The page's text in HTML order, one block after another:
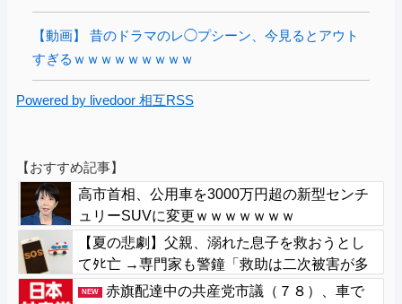
【動画】 昔のドラマのレ◯プシーン、今見るとアウト
すぎるｗｗｗｗｗｗｗｗｗ
Powered by livedoor 相互RSS
【おすすめ記事】
高市首相、公用車を3000万円超の新型センチ
ュリーSUVに変更ｗｗｗｗｗｗｗ
【夏の悲劇】父親、溺れた息子を救おうとし
てﾀﾋ亡 →専門家も警鐘「救助は二次被害が多
い」
NEW
赤旗配達中の共産党市議（７８）、車で